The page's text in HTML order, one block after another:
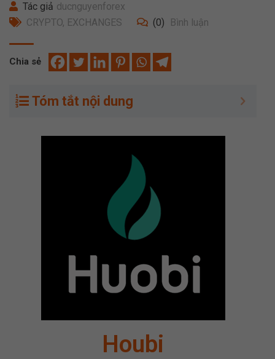
Tác giả ducnguyenforex
CRYPTO, EXCHANGES (0) Bình luận
Chia sẻ
Tóm tắt nội dung
Houbi